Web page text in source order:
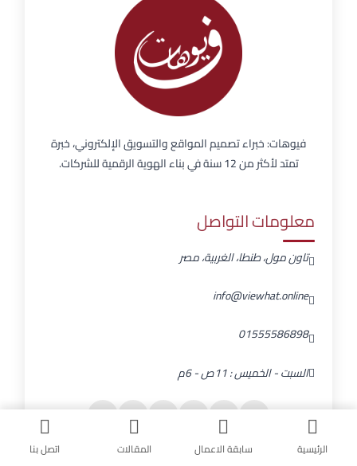
فيوهات: خبراء تصميم المواقع والتسويق الإلكتروني، خبرة
تمتد لأكثر من 12 سنة في بناء الهوية الرقمية للشركات.
معلومات التواصل
تاون مول، طنطا، الغربية، مصر
info@viewhat.online
01555586898
السبت - الخميس : 11ص - 6م
الرئيسية سابقة الاعمال المقالات اتصل بنا